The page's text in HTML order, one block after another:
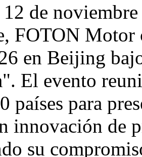
12 de
FOTON Motor
en Beijing
El evento
países para
innovación de
su